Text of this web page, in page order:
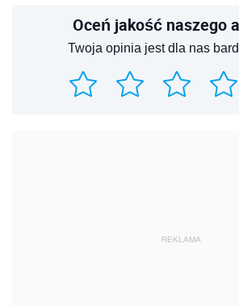
Oceń jakość naszego
Twoja opinia jest dla nas
REKLAMA